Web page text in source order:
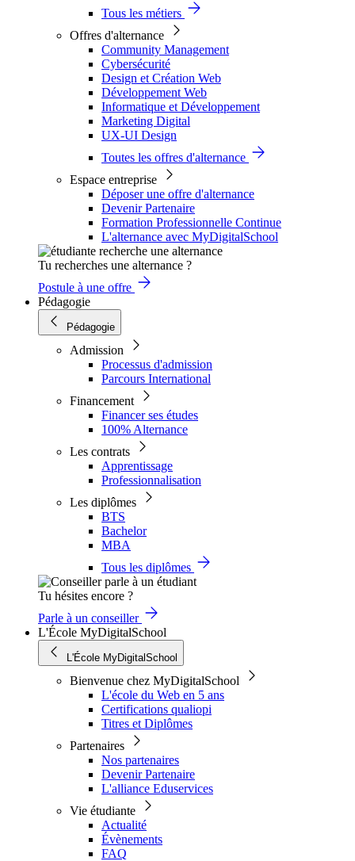
Tous les métiers
Offres d'alternance
Community Management
Cybersécurité
Design et Création Web
Développement Web
Informatique et Développement
Marketing Digital
UX-UI Design
Toutes les offres d'alternance
Espace entreprise
Déposer une offre d'alternance
Devenir Partenaire
Formation Professionnelle Continue
L'alternance avec MyDigitalSchool
Tu recherches une alternance ?
Postule à une offre
Pédagogie
Pédagogie
Admission
Processus d'admission
Parcours International
Financement
Financer ses études
100% Alternance
Les contrats
Apprentissage
Professionnalisation
Les diplômes
BTS
Bachelor
MBA
Tous les diplômes
Tu hésites encore ?
Parle à un conseiller
L'École MyDigitalSchool
L'École MyDigitalSchool
Bienvenue chez MyDigitalSchool
L'école du Web en 5 ans
Certifications qualiopi
Titres et Diplômes
Partenaires
Nos partenaires
Devenir Partenaire
L'alliance Eduservices
Vie étudiante
Actualité
Évènements
FAQ